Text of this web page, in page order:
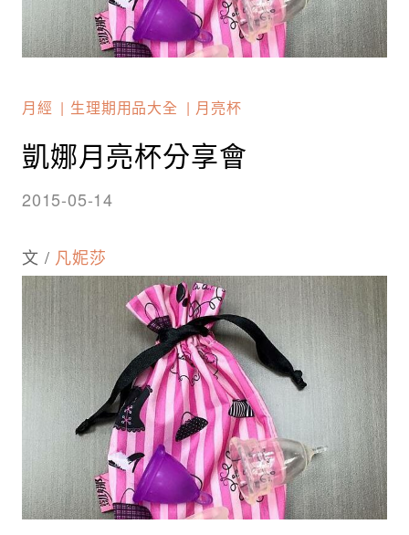
月經 生理期用品大全 月亮杯
凱娜月亮杯分享會
2015-05-14
文 / 凡妮莎